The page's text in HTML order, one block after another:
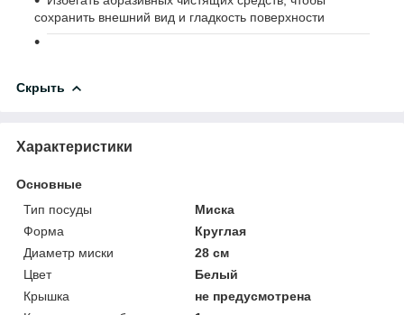
сохранить внешний вид и гладкость поверхности
Скрыть
Характеристики
Основные
Тип посуды
Миска
Форма
Круглая
Диаметр миски
28 см
Цвет
Белый
Крышка
не предусмотрена